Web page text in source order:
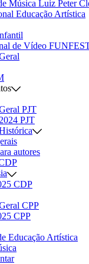
Música Luiz Peter
Educação Artística
de Vídeo
PJT
PJT
autores
CDP
CPP
CPP
Educação Artística